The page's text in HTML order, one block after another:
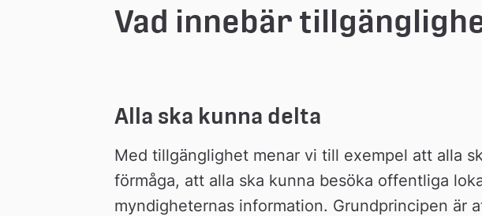
Vad innebär
Alla ska kunna delta
Med tillgänglighet menar vi till exempel att alla
förmåga, att alla ska kunna besöka offentliga
myndigheternas information. Grundprincipen är